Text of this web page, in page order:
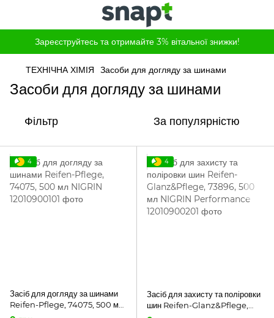
Зареєструйтесь та отримайте 3% вітальної знижки!
ТЕХНІЧНА ХІМІЯ Засоби для догляду за шинами
Засоби для догляду за шинами
Фільтр За популярністю
4
Засіб для догляду за шинами
Reifen-Pflege, 74075, 500 мл
NIGRIN
4
Засіб для захисту та поліровки
шин Reifen-Glanz&Pflege,